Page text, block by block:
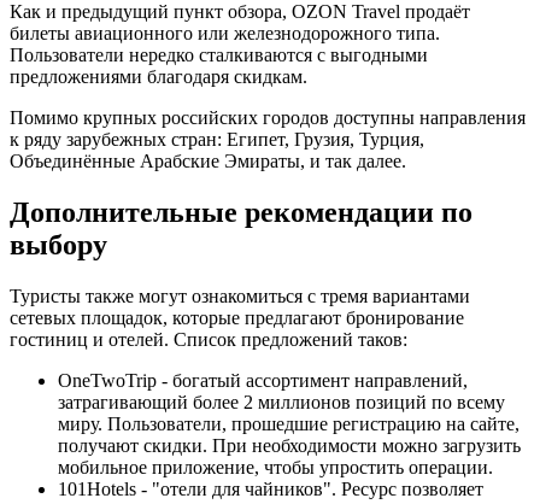
Как и предыдущий пункт обзора, OZON Travel продаёт
билеты авиационного или железнодорожного типа.
Пользователи нередко сталкиваются с выгодными
предложениями благодаря скидкам.
Помимо крупных российских городов доступны направления
к ряду зарубежных стран: Египет, Грузия, Турция,
Объединённые Арабские Эмираты, и так далее.
Дополнительные рекомендации по
выбору
Туристы также могут ознакомиться с тремя вариантами
сетевых площадок, которые предлагают бронирование
гостиниц и отелей. Список предложений таков:
OneTwoTrip - богатый ассортимент направлений,
затрагивающий более 2 миллионов позиций по всему
миру. Пользователи, прошедшие регистрацию на сайте,
получают скидки. При необходимости можно загрузить
мобильное приложение, чтобы упростить операции.
101Hotels - "отели для чайников". Ресурс позволяет